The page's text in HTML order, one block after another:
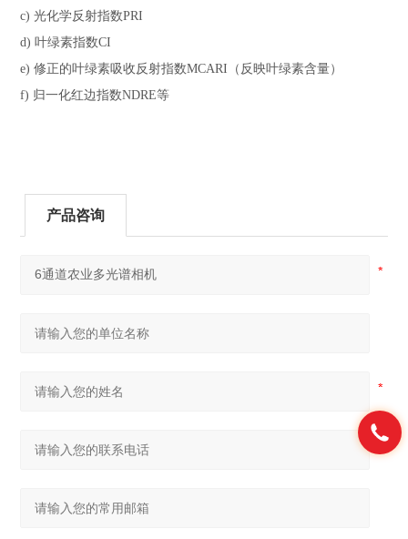
c) 光化学反射指数PRI
d) 叶绿素指数CI
e) 修正的叶绿素吸收反射指数MCARI（反映叶绿素含量）
f) 归一化红边指数NDRE等
产品咨询